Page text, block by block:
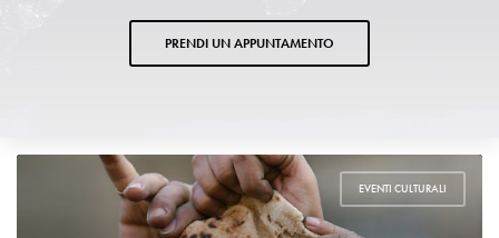
PRENDI UN APPUNTAMENTO
EVENTI CULTURALI